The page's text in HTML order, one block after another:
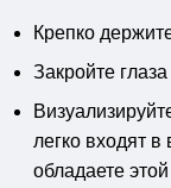
Крепко
Закройте
легко входят
обладаете